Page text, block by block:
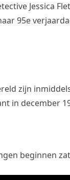
Jessica
95e
zijn
in december
beginnen